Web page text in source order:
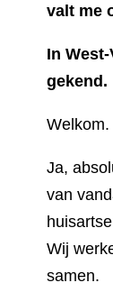
valt me
In
gekend.
Welkom.
Ja,
van
Wij
samen.